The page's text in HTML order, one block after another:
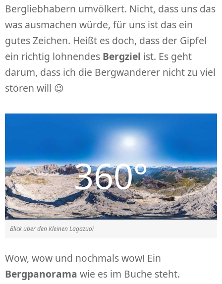
Bergliebhabern umvölkert. Nicht, dass uns das
was ausmachen würde, für uns ist das ein
gutes Zeichen. Heißt es doch, dass der Gipfel
ein richtig lohnendes Bergziel ist. Es geht
darum, dass ich die Bergwanderer nicht zu viel
stören will 😉
Blick über den Kleinen Lagazuoi
Wow, wow und nochmals wow! Ein
Bergpanorama wie es im Buche steht.